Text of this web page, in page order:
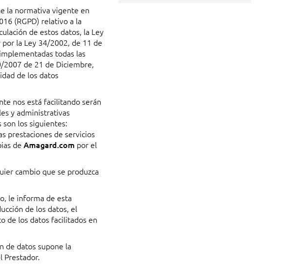
la normativa vigente en
(RGPD) relativo a la
de estos datos, la Ley
la Ley 34/2002, de 11 de
todas las
2007 de 21 de Diciembre,
de los datos
nos está facilitando serán
y administrativas
son los siguientes:
prestaciones de servicios
de Amagard.com por el
cambio que se produzca
le informa de esta
de los datos, el
de los datos facilitados en
de datos supone la
Prestador.